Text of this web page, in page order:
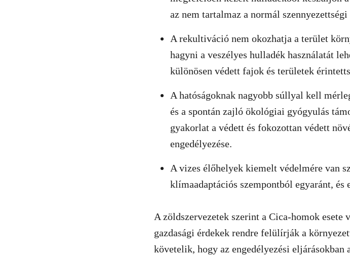
az nem tartalmaz a normál
A rekultiváció nem okozhatja a terület
hagyni a veszélyes hulladék használatát
különösen védett fajok és területek
A hatóságoknak nagyobb súllyal kell
és a spontán zajló ökológiai gyógyulás
gyakorlat a védett és fokozottan védett
engedélyezése.
A vizes élőhelyek kiemelt védelmére van
klímaadaptációs szempontból egyaránt, és
A zöldszervezetek szerint a Cica-homok
gazdasági érdekek rendre felülírják a
követelik, hogy az engedélyezési eljárásokban